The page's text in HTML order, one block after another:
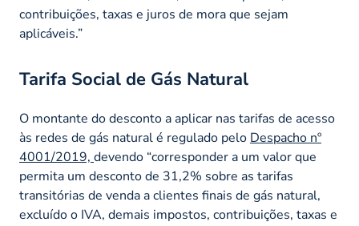
contribuições, taxas e juros de mora que sejam
aplicáveis.”
Tarifa Social de Gás Natural
O montante do desconto a aplicar nas tarifas de acesso
às redes de gás natural é regulado pelo Despacho nº
4001/2019, devendo “corresponder a um valor que
permita um desconto de 31,2% sobre as tarifas
transitórias de venda a clientes finais de gás natural,
excluído o IVA, demais impostos, contribuições, taxas e